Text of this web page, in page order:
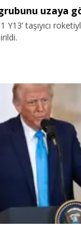
uzaya
Y13’ taşıyıcı